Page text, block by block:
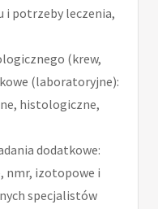
i potrzeby leczenia,
(krew,
(laboratoryjne):
histologiczne,
dodatkowe:
nmr, izotopowe i
specjalistów